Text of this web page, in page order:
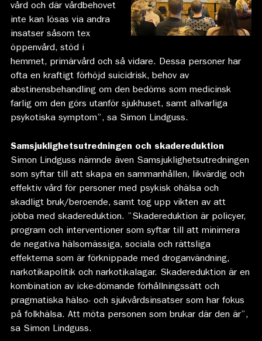
vård och där vårdbehovet
inte kan lösas via andra
insatser såsom tex
öppenvård, stöd i
hemmet, primärvård och så vidare. Dessa personer har
ofta en kraftigt förhöjd suicidrisk, behov av
abstinensbehandling om den bedöms som medicinsk
farlig om den görs utanför sjukhuset, samt allvarliga
psykotiska symptom”, sa Simon Lindguss.
Samsjuklighetsutredningen och skadereduktion
Simon Lindguss nämnde även Samsjuklighetsutredningen
som syftar till att skapa en sammanhållen, likvärdig och
effektiv vård för personer med psykisk ohälsa och
skadligt bruk/beroende, samt tog upp vikten av att
jobba med skadereduktion. ”Skadereduktion är policyer,
program och interventioner som syftar till att minimera
de negativa hälsomässiga, sociala och rättsliga
effekterna som är förknippade med droganvändning,
narkotikapolitik och narkotikalagar. Skadereduktion är en
kombination av icke-dömande förhållningssätt och
pragmatiska hälso- och sjukvårdsinsatser som har fokus
på folkhälsa. Att möta personen som brukar där den är”,
sa Simon Lindguss.